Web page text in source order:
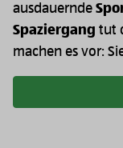
ausdauernde
Spaziergang tut
machen es vor: